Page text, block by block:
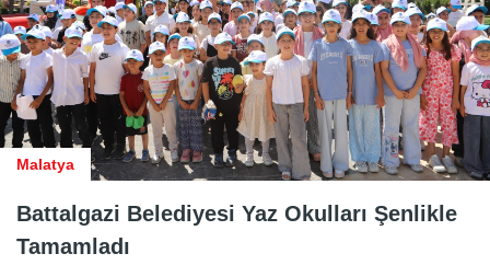
Malatya
Battalgazi Belediyesi Yaz Okulları Şenlikle
Tamamladı